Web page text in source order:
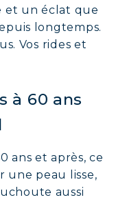
et un éclat que
longtemps.
Vos rides et
à 60 ans
ans et après, ce
une peau lisse,
aussi